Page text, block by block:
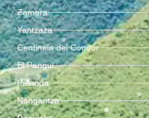
Zamora
Yantzaza
Centinela del Cóndor
El Pangui
Palanda
Nangaritza